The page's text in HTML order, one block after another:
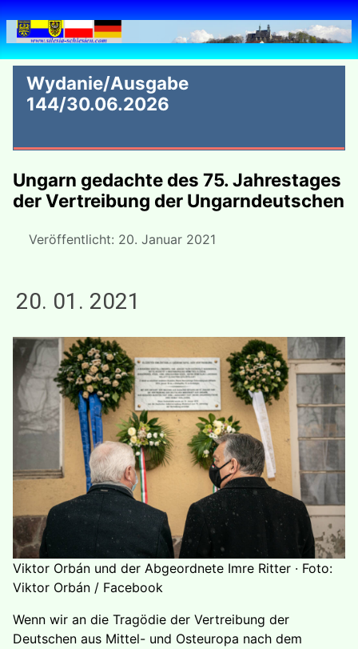
Wydanie/Ausgabe
144/30.06.2026
Ungarn gedachte des 75. Jahrestages
der Vertreibung der Ungarndeutschen
Veröffentlicht: 20. Januar 2021
20. 01. 2021
Viktor Orbán und der Abgeordnete Imre Ritter · Foto:
Viktor Orbán / Facebook
Wenn wir an die Tragödie der Vertreibung der
Deutschen aus Mittel- und Osteuropa nach dem